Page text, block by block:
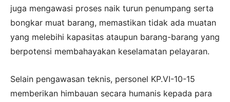
juga mengawasi proses naik turun penumpang serta
bongkar muat barang, memastikan tidak ada muatan
yang melebihi kapasitas ataupun barang-barang yang
berpotensi membahayakan keselamatan pelayaran.
Selain pengawasan teknis, personel KP.VI-10-15
memberikan himbauan secara humanis kepada para